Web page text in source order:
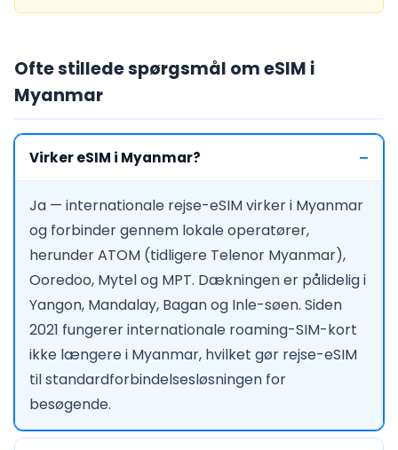
Ofte stillede spørgsmål om eSIM i
Myanmar
Virker eSIM i Myanmar?
Ja — internationale rejse-eSIM virker i Myanmar
og forbinder gennem lokale operatører,
herunder ATOM (tidligere Telenor Myanmar),
Ooredoo, Mytel og MPT. Dækningen er pålidelig i
Yangon, Mandalay, Bagan og Inle-søen. Siden
2021 fungerer internationale roaming-SIM-kort
ikke længere i Myanmar, hvilket gør rejse-eSIM
til standardforbindelsesløsningen for
besøgende.